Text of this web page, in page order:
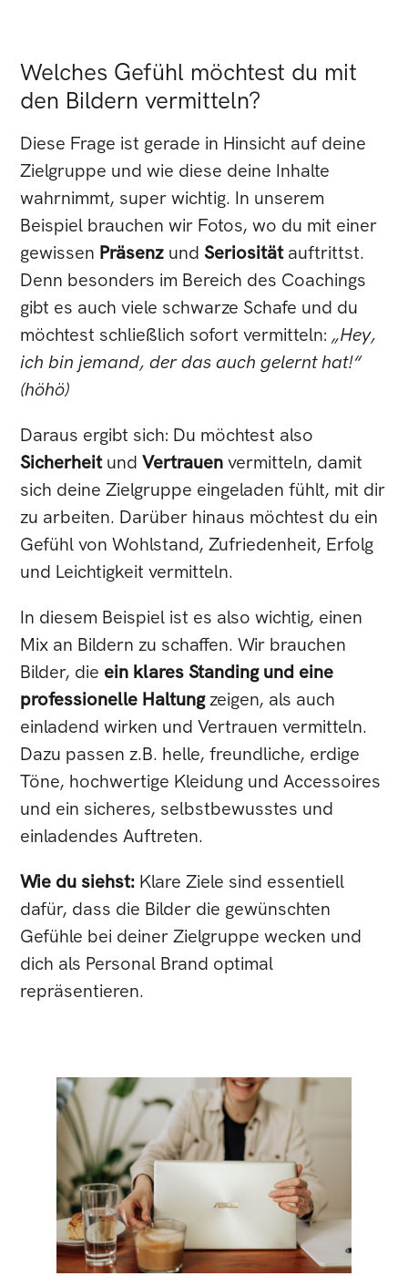
Welches Gefühl möchtest du mit
den Bildern vermitteln?
Diese Frage ist gerade in Hinsicht auf deine
Zielgruppe und wie diese deine Inhalte
wahrnimmt, super wichtig. In unserem
Beispiel brauchen wir Fotos, wo du mit einer
gewissen Präsenz undSeriositätauftrittst.
Denn besonders im Bereich des Coachings
gibt es auch viele schwarze Schafe und du
möchtest schließlich sofort vermitteln: „Hey,
ich bin jemand, der das auch gelernt hat!“
(höhö)
Daraus ergibt sich: Du möchtest also
SicherheitundVertrauenvermitteln, damit
sich deine Zielgruppe eingeladen fühlt, mit dir
zu arbeiten. Darüber hinaus möchtest du ein
Gefühl von Wohlstand, Zufriedenheit, Erfolg
und Leichtigkeit vermitteln.
In diesem Beispiel ist es also wichtig, einen
Mix an Bildern zu schaffen. Wir brauchen
Bilder, die ein klares Standing und eine
professionelle Haltungzeigen, als auch
einladend wirken und Vertrauen vermitteln.
Dazu passen z.B. helle, freundliche, erdige
Töne, hochwertige Kleidung und Accessoires
und ein sicheres, selbstbewusstes und
einladendes Auftreten.
Wie du siehst: Klare Ziele sind essentiell
dafür, dass die Bilder die gewünschten
Gefühle bei deiner Zielgruppe wecken und
dich als Personal Brand optimal
repräsentieren.